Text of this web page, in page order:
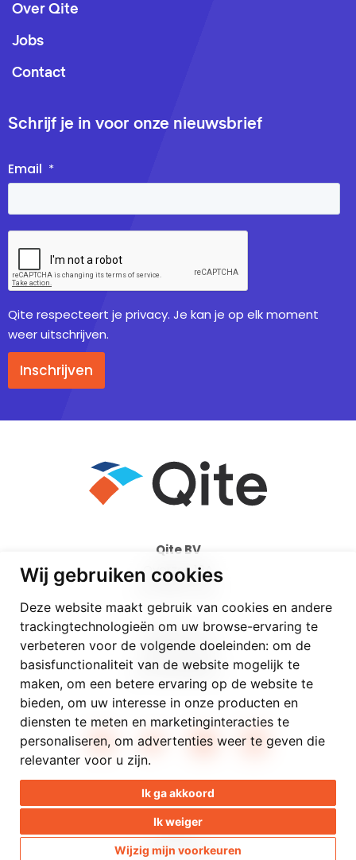
Wij gebruiken cookies
Deze website maakt gebruik van cookies en andere
trackingtechnologieën om uw browse-ervaring te
verbeteren voor de volgende doeleinden: om de
basisfunctionaliteit van de website mogelijk te
maken, om een betere ervaring op de website te
bieden, om uw interesse in onze producten en
diensten te meten en marketinginteracties te
personaliseren, om advertenties weer te geven die
relevanter voor u zijn.
Ik ga akkoord
Ik weiger
Wijzig mijn voorkeuren
Qite BV
Overzet 16A
info@qite.be
09/336 22 99
BE 0502.988.154
Over Qite
Jobs
Contact
Schrijf je in voor onze nieuwsbrief
Email *
Qite respecteert je privacy. Je kan je op elk moment
weer uitschrijven.
Inschrijven
Disclaimer
Privacy
© 2026 Qite BV